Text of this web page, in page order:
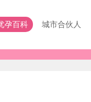
孕百科 城市合伙人